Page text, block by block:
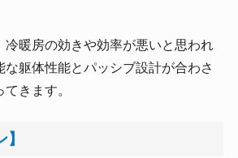
冷暖房の効きや効率が悪いと思われ
な躯体性能とパッシブ設計が合わさ
きます。